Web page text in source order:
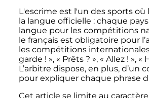
L'escrime est l'un des sports où
la langue officielle : chaque
langue pour les compétitions
le français est obligatoire pour
les compétitions
garde ! », « Prêts ? », « Allez ! », «
L’arbitre dispose, en plus, d’un
pour expliquer chaque phrase
Cet article se limite au caractère